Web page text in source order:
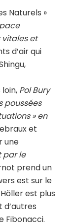
Naturels »
vitales et
d’air qui
Pol Bury
poussées
» en
et
une
par le
prend un
est sur le
est plus
Fibonacci.